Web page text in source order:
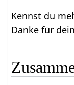
Kennst du
Danke für